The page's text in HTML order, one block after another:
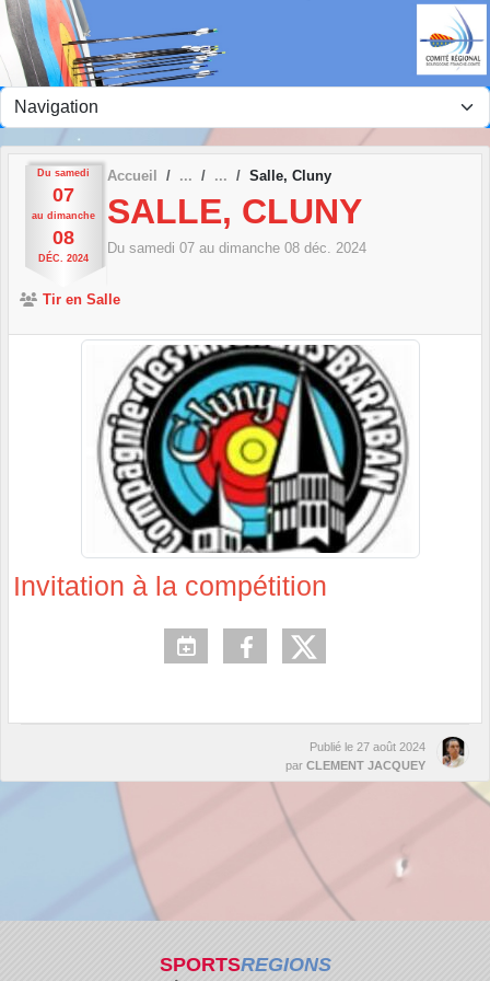
Du samedi
07
au dimanche
08
DÉC. 2024
Accueil Salle, Cluny
SALLE, CLUNY
Du samedi 07 au dimanche 08 déc. 2024
Tir en Salle
Invitation à la compétition
Publié le 27 août 2024
par CLEMENT JACQUEY
SPORTSREGIONS
Panneau de gestion des cookies